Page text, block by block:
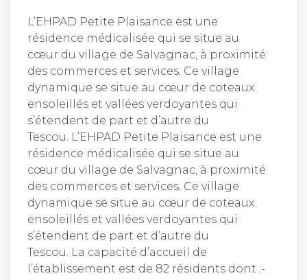
L’EHPAD Petite Plaisance est une
résidence médicalisée qui se situe au
cœur du village de Salvagnac, à proximité
des commerces et services. Ce village
dynamique se situe au cœur de coteaux
ensoleillés et vallées verdoyantes qui
s’étendent de part et d’autre du
Tescou. L’EHPAD Petite Plaisance est une
résidence médicalisée qui se situe au
cœur du village de Salvagnac, à proximité
des commerces et services. Ce village
dynamique se situe au cœur de coteaux
ensoleillés et vallées verdoyantes qui
s’étendent de part et d’autre du
Tescou. La capacité d’accueil de
l’établissement est de 82 résidents dont :-